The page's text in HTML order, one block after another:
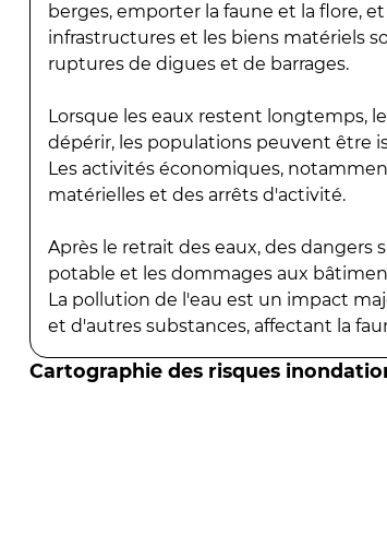
berges, emporter la faune et la flore,
infrastructures et les biens matériels
ruptures de digues et de barrages.
Lorsque les eaux restent longtemps,
dépérir, les populations peuvent être
Les activités économiques,
matérielles et des arrêts d'activité.
Après le retrait des eaux, des
potable et les dommages aux
La pollution de l'eau est un impact
et d'autres substances, affectant la
Cartographie des risques